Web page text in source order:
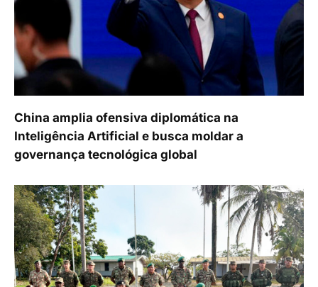
China amplia ofensiva diplomática na
Inteligência Artificial e busca moldar a
governança tecnológica global